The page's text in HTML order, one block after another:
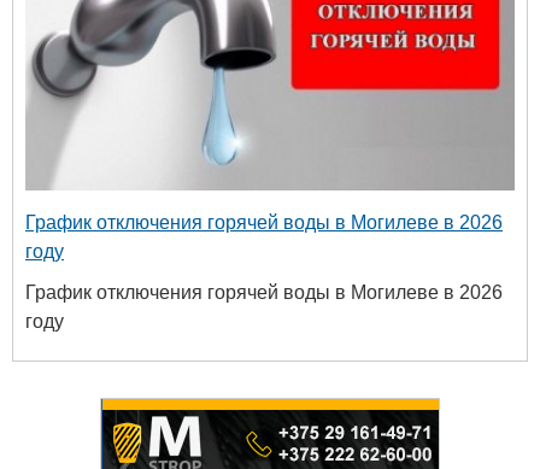
График отключения горячей воды в Могилеве в 2026
году
График отключения горячей воды в Могилеве в 2026
году